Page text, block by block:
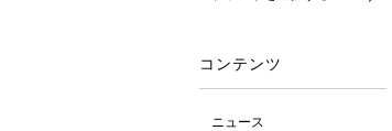
コンテンツ
ニュース